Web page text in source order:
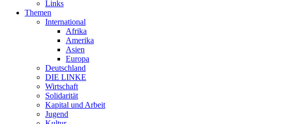
Links
Themen
International
Afrika
Amerika
Asien
Europa
Deutschland
DIE LINKE
Wirtschaft
Solidarität
Kapital und Arbeit
Jugend